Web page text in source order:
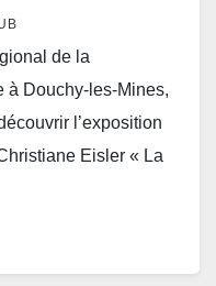
les Mines
de la
à Douchy-les-Mines,
l’exposition
Eisler « La